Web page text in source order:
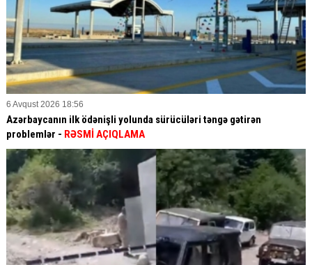
6 Avqust 2026 18:56
Azərbaycanın ilk ödənişli yolunda sürücüləri təngə gətirən
problemlər - RƏSMİ AÇIQLAMA